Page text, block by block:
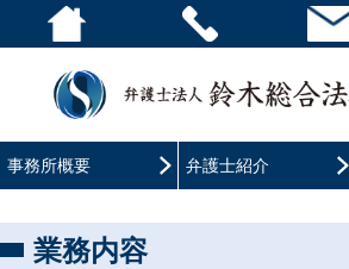
事務所概要 弁護士紹介
業務内容